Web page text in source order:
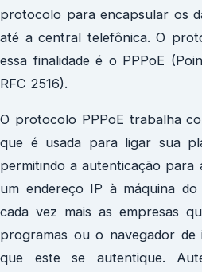
protocolo para encapsular os
até a central telefônica. O
essa finalidade é o PPPoE
RFC 2516).
O protocolo PPPoE trabalha
que é usada para ligar sua
permitindo a autenticação para
um endereço IP à máquina
cada vez mais as empresas
programas ou o navegador
que este se autentique.